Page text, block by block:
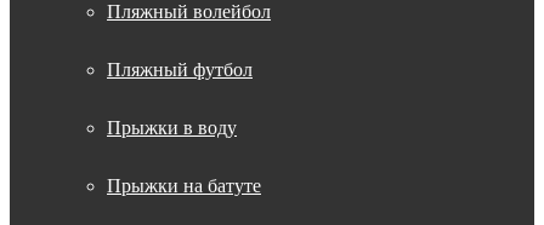
Пляжный волейбол
Пляжный футбол
Прыжки в воду
Прыжки на батуте